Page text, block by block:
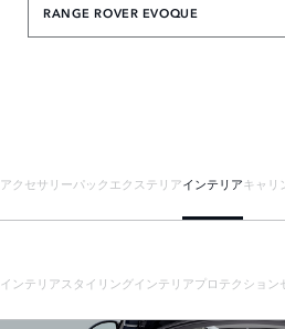
RANGE ROVER EVOQUE
アクセサリーパックエクステリアインテリアキャリ
インテリアスタイリングインテリアプロテクション